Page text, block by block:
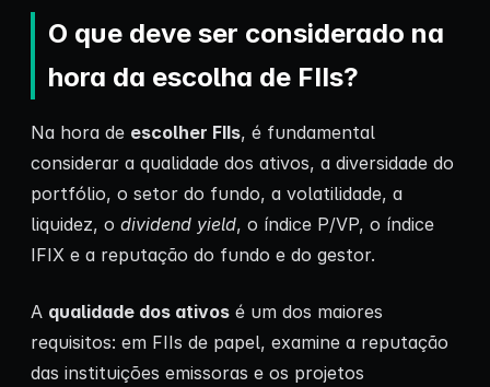
O que deve ser considerado na
hora da escolha de FIIs?
Na hora de escolher FIIs, é fundamental
considerar a qualidade dos ativos, a diversidade do
portfólio, o setor do fundo, a volatilidade, a
liquidez, o dividend yield, o índice P/VP, o índice
IFIX e a reputação do fundo e do gestor.
A qualidade dos ativos é um dos maiores
requisitos: em FIIs de papel, examine a reputação
das instituições emissoras e os projetos